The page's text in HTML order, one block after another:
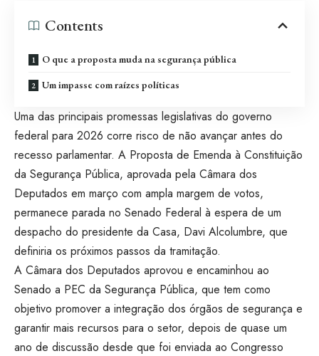
Contents
O que a proposta muda na segurança pública
Um impasse com raízes políticas
Uma das principais promessas legislativas do governo
federal para 2026 corre risco de não avançar antes do
recesso parlamentar. A Proposta de Emenda à Constituição
da Segurança Pública, aprovada pela Câmara dos
Deputados em março com ampla margem de votos,
permanece parada no Senado Federal à espera de um
despacho do presidente da Casa, Davi Alcolumbre, que
definiria os próximos passos da tramitação.
A Câmara dos Deputados aprovou e encaminhou ao
Senado a PEC da Segurança Pública, que tem como
objetivo promover a integração dos órgãos de segurança e
garantir mais recursos para o setor, depois de quase um
ano de discussão desde que foi enviada ao Congresso